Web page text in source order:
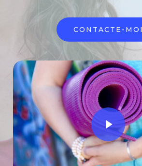
CONTACTE-MOI